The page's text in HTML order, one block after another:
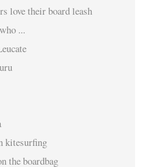
love their board leash
...
kitesurfing
the boardbag